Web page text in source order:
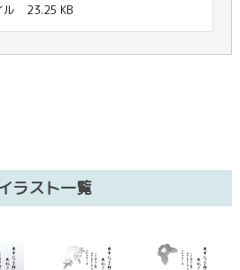
ル 23.25 KB
ラスト一覧